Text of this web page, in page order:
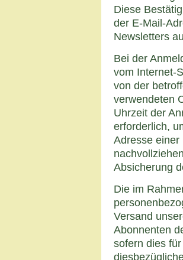
Diese
der E-Mail-
Newsletters
Bei der
vom Internet-
von der
verwendeten
Uhrzeit der
erforderlich,
Adresse einer
Absicherung
Die im
Versand
Abonnenten
sofern dies